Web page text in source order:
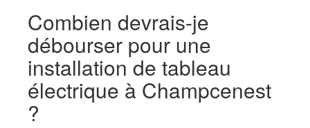
Combien devrais-je
débourser pour une
installation de tableau
électrique à Champcenest
?